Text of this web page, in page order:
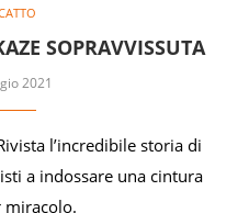
SOPRAVVISSUTA
2021
l’incredibile storia di
a indossare una cintura
miracolo.